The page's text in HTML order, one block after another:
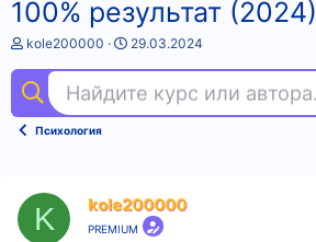
100% результат (2024)
А
т
о
т
kole200000
Д
а
н
а
29.03.2024
Психология
K kole200000
PREMIUM